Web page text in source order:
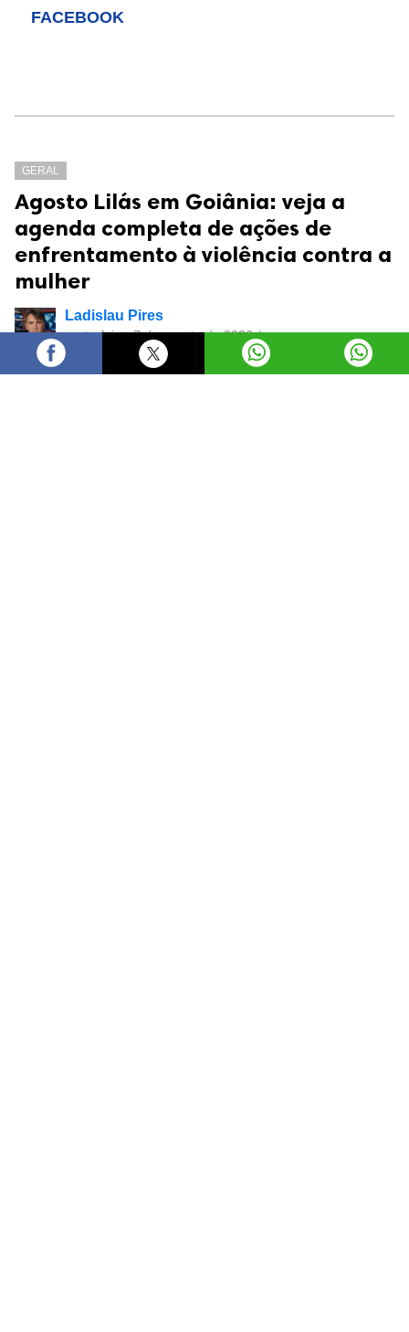
FACEBOOK
GERAL
Agosto Lilás em Goiânia: veja a
agenda completa de ações de
enfrentamento à violência contra a
mulher
Ladislau Pires
sexta-feira, 7 de agosto de 2026 às
08:05